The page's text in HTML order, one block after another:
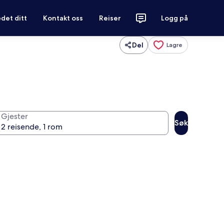
ditt Kontakt oss Reiser Logg på
Del Lagre
Gjester
Søk